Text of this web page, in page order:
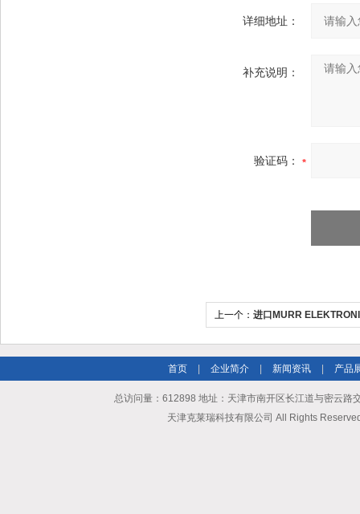
详细地址：
补充说明：
验证码：
上一个： 进口MURR
首页 企业简介 新闻资讯 产品
总访问量：612898 地址：天津市南开区长江道与密云
天津克莱瑞科技有限公司 All Rights